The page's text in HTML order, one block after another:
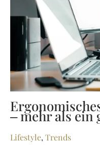
– mehr als ein
Lifestyle, Trends